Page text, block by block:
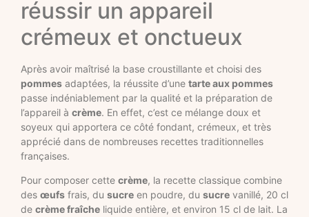
réussir un appareil
crémeux et onctueux
Après avoir maîtrisé la base croustillante et choisi des
pommes adaptées, la réussite d’une tarte aux pommes
passe indéniablement par la qualité et la préparation de
l’appareil à crème. En effet, c’est ce mélange doux et
soyeux qui apportera ce côté fondant, crémeux, et très
apprécié dans de nombreuses recettes traditionnelles
françaises.
Pour composer cette crème, la recette classique combine
des œufs frais, du sucre en poudre, du sucre vanillé, 20 cl
de crème fraîche liquide entière, et environ 15 cl de lait. La